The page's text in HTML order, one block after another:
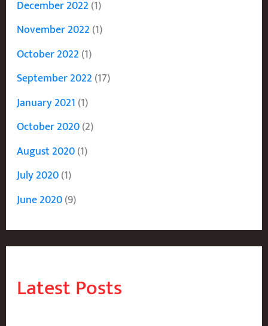
December 2022 (1)
November 2022 (1)
October 2022 (1)
September 2022 (17)
January 2021 (1)
October 2020(2)
August 2020(1)
July 2020(1)
June 2020(9)
Latest Posts